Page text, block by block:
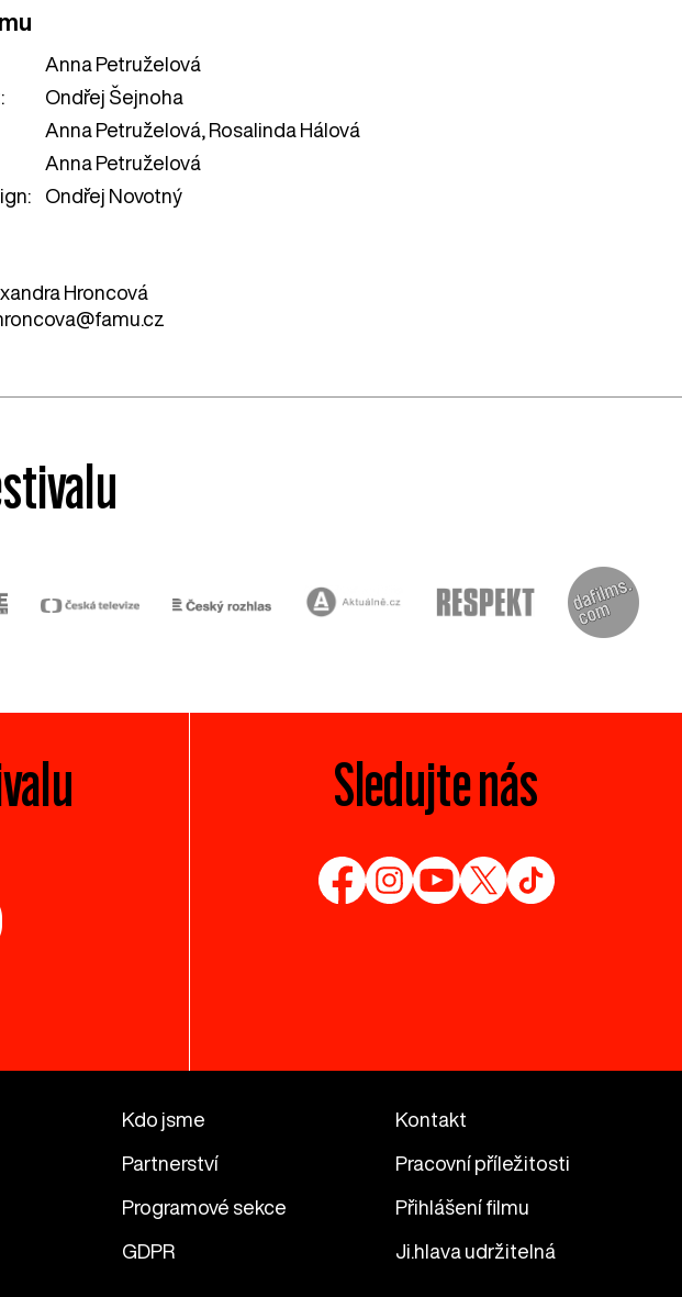
Anna Petruželová
Ondřej Šejnoha
Anna Petruželová, Rosalinda Hálová
Anna Petruželová
Ondřej Novotný
Hroncová
Sledujte nás
Kdo jsme Kontakt
Partnerství Pracovní příležitosti
Programové sekce Přihlášení filmu
GDPR Ji.hlava udržitelná